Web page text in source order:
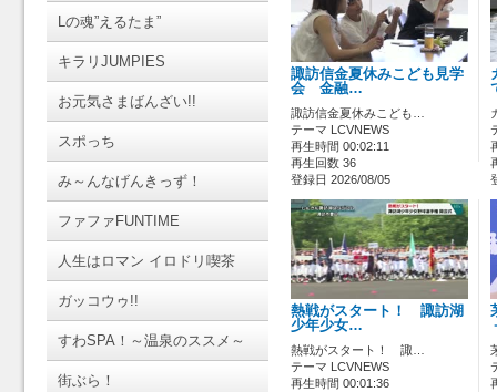
Lの魂”えるたま”
キラリJUMPIES
お元気さまばんざい!!
スポっち
み～んなげんきっず！
ファファFUNTIME
人生はロマン イロドリ喫茶
ガッコウゥ!!
すわSPA！～温泉のススメ～
街ぶら！
諏訪信金夏休みこども見学
会 金融…
諏訪信金夏休みこども…
テーマ LCVNEWS
再生時間 00:02:11
再生回数 36
登録日 2026/08/05
熱戦がスタート！ 諏訪湖
少年少女…
熱戦がスタート！ 諏…
テーマ LCVNEWS
再生時間 00:01:36